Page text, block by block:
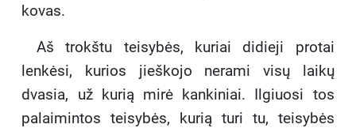
kovas.
Aš trokštu teisybės, kuriai didieji protai
lenkėsi, kurios jieškojo nerami visų laikų
dvasia, už kurią mirė kankiniai. Ilgiuosi tos
palaimintos teisybės, kurią turi tu, teisybės